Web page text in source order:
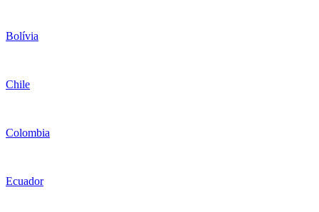
Bolívia
Chile
Colombia
Ecuador